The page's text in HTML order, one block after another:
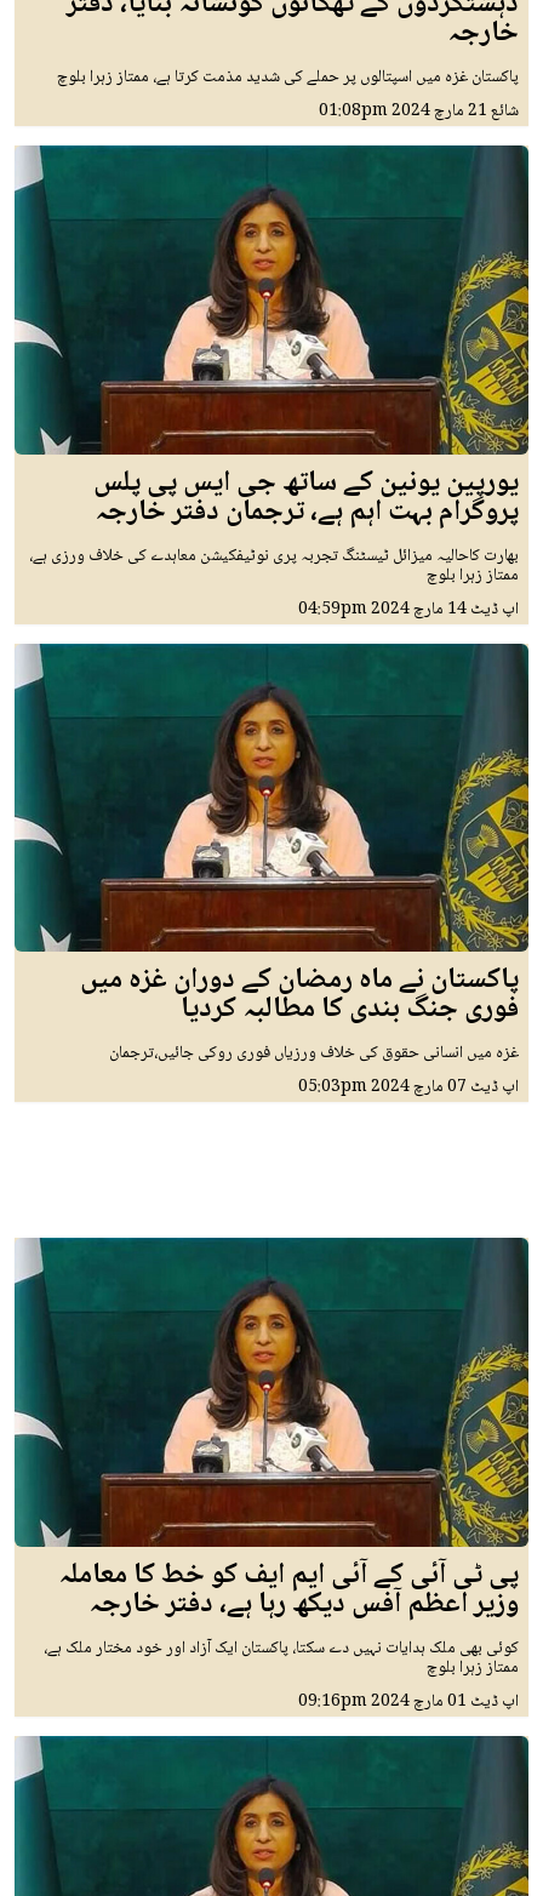
خارجہ
پاکستان غزہ میں اسپتالوں پر حملے کی شدید مذمت کرتا ہے، ممتاز زہرا بلوچ
شائع21 مارچ 2024 01:08pm
یورپین یونین کے ساتھ جی ایس پی پلس
پروگرام بہت اہم ہے، ترجمان دفتر خارجہ
بھارت کاحالیہ میزائل ٹیسٹنگ تجربہ پری نوٹیفکیشن معاہدے کی خلاف ورزی ہے،
ممتاز زہرا بلوچ
اپ ڈیٹ14 مارچ 2024 04:59pm
پاکستان نے ماہ رمضان کے دوران غزہ میں
فوری جنگ بندی کا مطالبہ کردیا
غزہ میں انسانی حقوق کی خلاف ورزیاں فوری روکی جائیں،ترجمان
اپ ڈیٹ 07 مارچ 2024 05:03pm
پی ٹی آئی کے آئی ایم ایف کو خط کا معاملہ
وزیر اعظم آفس دیکھ رہا ہے، دفتر خارجہ
کوئی بھی ملک ہدایات نہیں دے سکتا، پاکستان ایک آزاد اور خود مختار ملک ہے،
ممتاز زہرا بلوچ
اپ ڈیٹ 01 مارچ 2024 09:16pm